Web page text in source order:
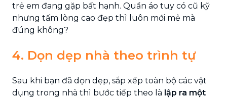
trẻ em đang gặp bất hạnh. Quần áo tuy có cũ kỹ
nhưng tấm lòng cao đẹp thì luôn mới mẻ mà
đúng không?
4. Dọn dẹp nhà theo trình tự
Sau khi bạn đã dọn dẹp, sắp xếp toàn bộ các vật
dụng trong nhà thì bước tiếp theo là lập ra một